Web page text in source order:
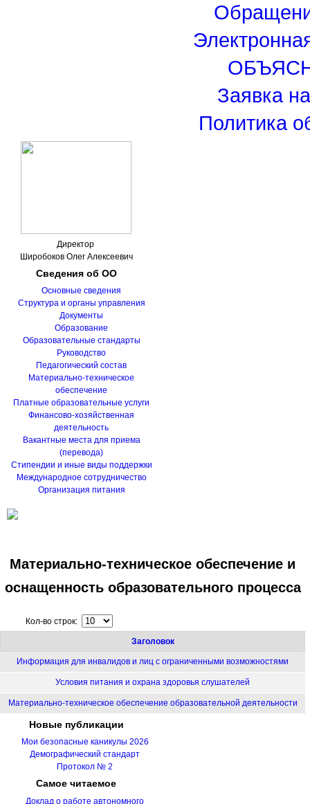
Заявка
Политика
Директор
Широбоков Олег Алексеевич
Сведенияоб ОО
Основные сведения
Структура и органы управления
Документы
Образование
Образовательные стандарты
Руководство
Педагогический состав
Материально-техническое
обеспечение
Платные образовательные услуги
Финансово-хозяйственная
деятельность
Вакантные места для приема
(перевода)
Стипендии и иные виды поддержки
Международное сотрудничество
Организация питания
Материально-техническое обеспечение и
оснащенность образовательного процесса
Кол-во строк:
Заголовок
Информация для инвалидов и лиц с ограниченными возможностями
Условия питания и охрана здоровья слушателей
Материально-техническое обеспечение образовательной деятельности
Новыепубликации
Мои безопасные каникулы 2026
Демографический стандарт
Протокол № 2
Самое читаемое
Доклад о работе автономного